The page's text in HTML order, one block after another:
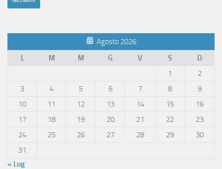
Agosto 2026
L
M M G V S
D
1
2
3
4 5 6 7 8
9
10
11 12 13 14 15
16
17
18 19 20 21 22
23
24
25 26 27 28 29
30
31
« Lug